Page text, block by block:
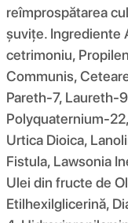
reîmprospătarea
șuvițe. Ingrediente
cetrimoniu,
Communis,
Pareth-7, Laureth-
Polyquaternium-
Urtica Dioica,
Fistula, Lawsonia
Ulei din fructe de
Etilhexilglicerină,